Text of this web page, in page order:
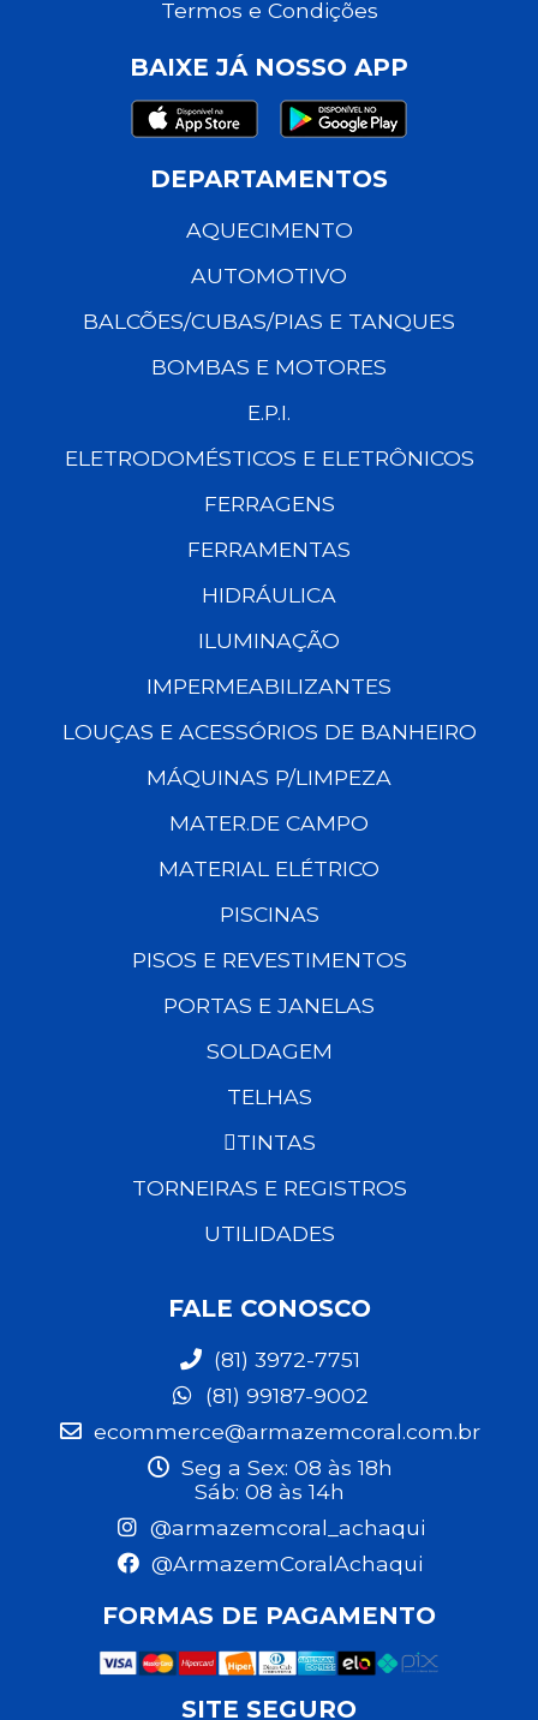
Termos e Condições
BAIXE JÁ NOSSO APP
DEPARTAMENTOS
AQUECIMENTO
AUTOMOTIVO
BALCÕES/CUBAS/PIAS E TANQUES
BOMBAS E MOTORES
E.P.I.
ELETRODOMÉSTICOS E ELETRÔNICOS
FERRAGENS
FERRAMENTAS
HIDRÁULICA
ILUMINAÇÃO
IMPERMEABILIZANTES
LOUÇAS E ACESSÓRIOS DE BANHEIRO
MÁQUINAS P/LIMPEZA
MATER.DE CAMPO
MATERIAL ELÉTRICO
PISCINAS
PISOS E REVESTIMENTOS
PORTAS E JANELAS
SOLDAGEM
TELHAS
TINTAS
TORNEIRAS E REGISTROS
UTILIDADES
FALE CONOSCO
(81) 3972-7751
(81) 99187-9002
ecommerce@armazemcoral.com.br
Seg a Sex: 08 às 18h
Sáb: 08 às 14h
@armazemcoral_achaqui
@ArmazemCoralAchaqui
FORMAS DE PAGAMENTO
SITE SEGURO